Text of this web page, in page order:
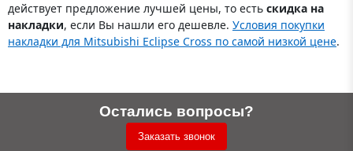
действует предложение лучшей цены, то есть скидка на
накладки, если Вы нашли его дешевле. Условия покупки
накладки для Mitsubishi Eclipse Cross по самой низкой цене.
Остались вопросы?
Заказать звонок